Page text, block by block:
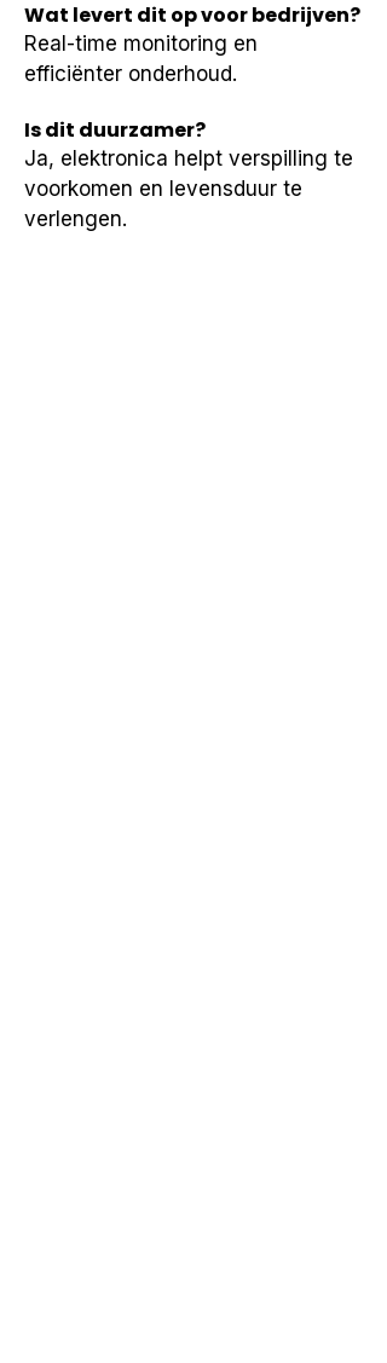
Wat levert dit op voor bedrijven?
Real-time monitoring en
efficiënter onderhoud.
Is dit duurzamer?
Ja, elektronica helpt verspilling te
voorkomen en levensduur te
verlengen.